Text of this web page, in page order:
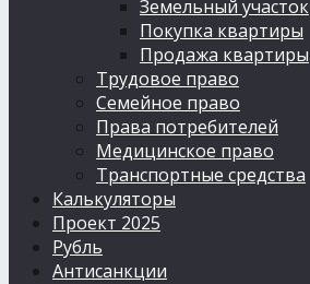
Земельный участок
Покупка квартиры
Продажа квартиры
Трудовое право
Семейное право
Права потребителей
Медицинское право
Транспортные средства
Калькуляторы
Проект 2025
Рубль
Антисанкции